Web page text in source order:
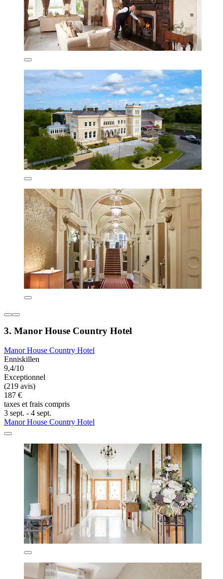
3. Manor House Country Hotel
Manor House Country Hotel
Enniskillen
9,4/10
Exceptionnel
(219 avis)
187 €
taxes et frais compris
3 sept. - 4 sept.
Manor House Country Hotel